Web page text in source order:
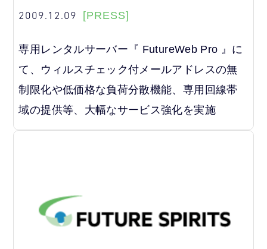
2009.12.09 [PRESS]
専用レンタルサーバー『 FutureWeb Pro 』に
て、ウィルスチェック付メールアドレスの無
制限化や低価格な負荷分散機能、専用回線帯
域の提供等、大幅なサービス強化を実施